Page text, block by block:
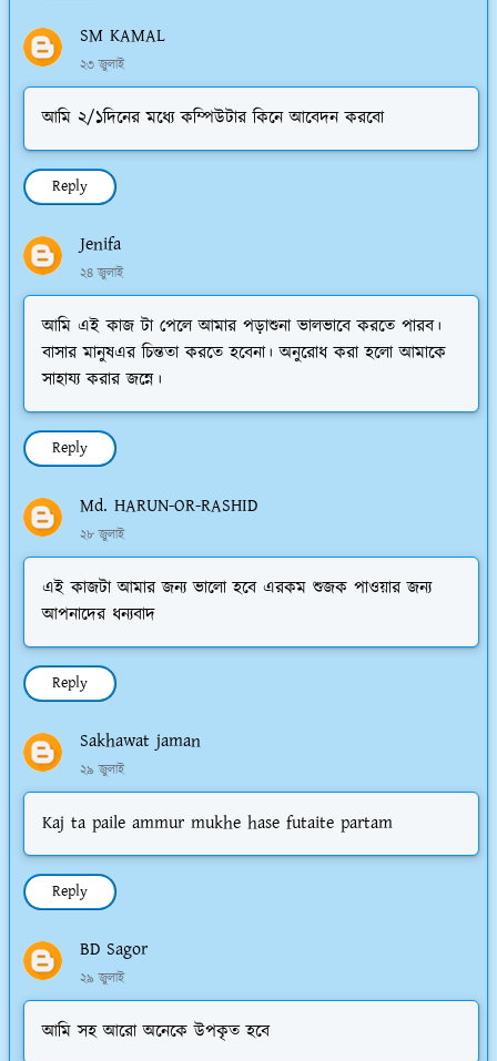
SM KAMAL
২৩ জুলাই
আমি ২/১দিনের মধ্যে কম্পিউটার কিনে আবেদন করবো
Reply
Jenifa
২৪ জুলাই
আমি এই কাজ টা পেলে আমার পড়াশুনা ভালভাবে করতে পারব।
বাসার মানুষএর চিন্ততা করতে হবেনা। অনুরোধ করা হলো আমাকে
সাহায্য করার জন্নে।
Reply
Md. HARUN-OR-RASHID
২৮ জুলাই
এই কাজটা আমার জন্য ভালো হবে এরকম শুজক পাওয়ার জন্য
আপনাদের ধন্যবাদ
Reply
Sakhawat jaman
২৯ জুলাই
Kaj ta paile ammur mukhe hase futaite partam
Reply
BD Sagor
২৯ জুলাই
আমি সহ আরো অনেকে উপকৃত হবে